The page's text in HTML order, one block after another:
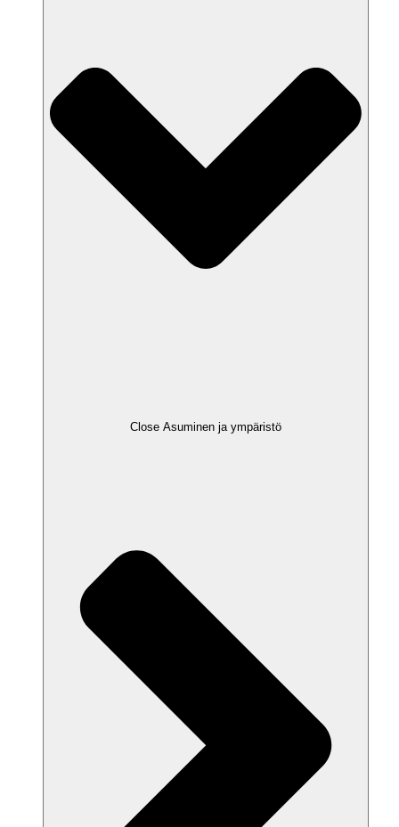
Close Asuminen ja ympäristö